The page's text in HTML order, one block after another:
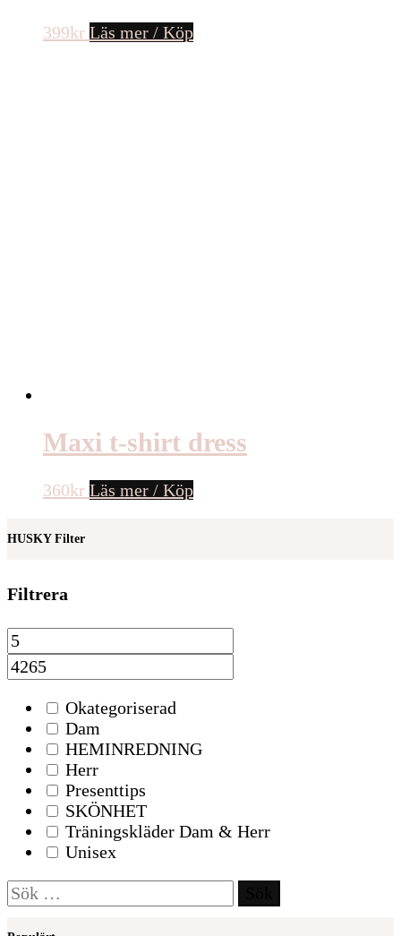
399kr Läs mer / Köp
Maxi t-shirt dress
360kr Läs mer / Köp
HUSKY Filter
Filtrera
Okategoriserad
Dam
HEMINREDNING
Herr
Presenttips
SKÖNHET
Träningskläder Dam & Herr
Unisex
Sök
efter: